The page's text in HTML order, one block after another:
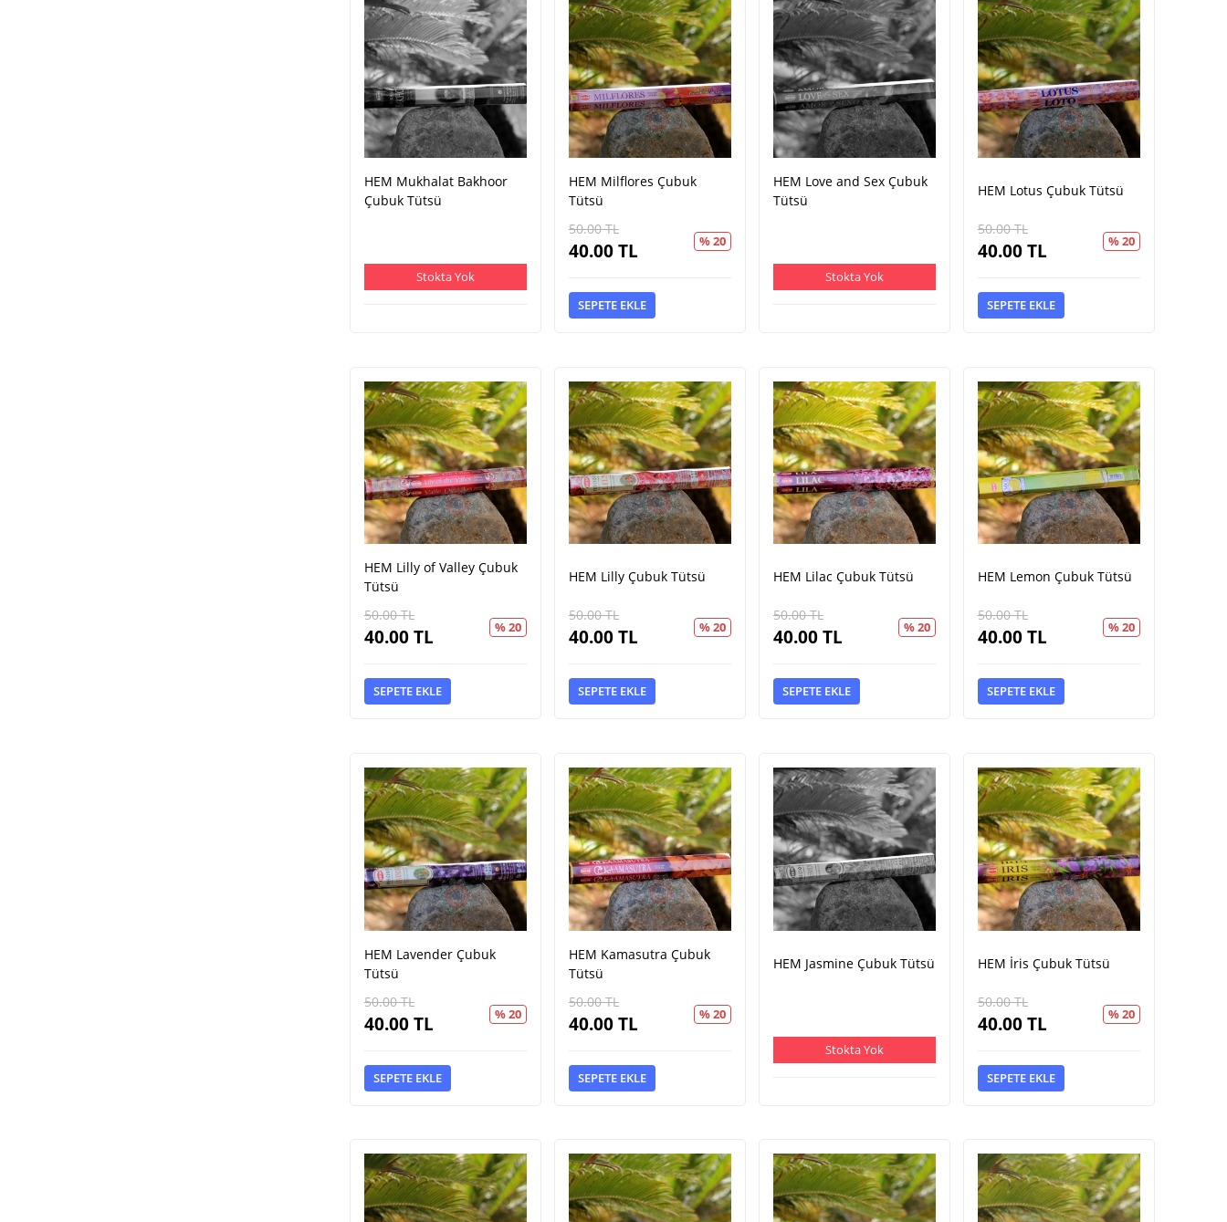
HEM Mukhalat Bakhoor
Çubuk Tütsü
Stokta Yok
HEM Milflores Çubuk
Tütsü
50.00TL
40.00TL % 20
SEPETE EKLE
HEM Love and Sex Çubuk
Tütsü
Stokta Yok
HEM Lotus Çubuk Tütsü
50.00TL
40.00TL % 20
SEPETE EKLE
HEM Lilly of Valley Çubuk
Tütsü
50.00TL
40.00TL % 20
SEPETE EKLE
HEM Lilly Çubuk Tütsü
50.00TL
40.00TL % 20
SEPETE EKLE
HEM Lilac Çubuk Tütsü
50.00TL
40.00TL % 20
SEPETE EKLE
HEM Lemon Çubuk Tütsü
50.00TL
40.00TL % 20
SEPETE EKLE
HEM Lavender Çubuk
Tütsü
50.00TL
40.00TL % 20
SEPETE EKLE
HEM Kamasutra Çubuk
Tütsü
50.00TL
40.00TL % 20
SEPETE EKLE
HEM Jasmine Çubuk Tütsü
Stokta Yok
HEM İris Çubuk Tütsü
50.00TL
40.00TL % 20
SEPETE EKLE